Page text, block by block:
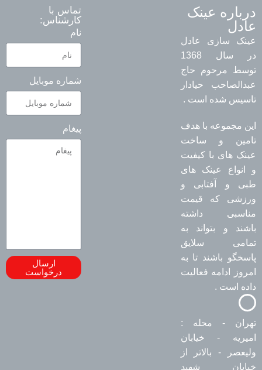
درباره عینک
عادل
عینک سازی عادل
در سال 1368
توسط مرحوم حاج
عبدالصاحب حیادار
تاسیس شده است .
این مجموعه با هدف
تامین و ساخت
عینک های با کیفیت
و انواع عینک های
طبی و آفتابی و
ورزشی که قیمت
مناسبی داشته
باشند و بتواند به
تمامی سلایق
پاسخگو باشند تا به
امروز ادامه فعالیت
داده است .
تهران - محله :
امیریه - خیابان
ولیعصر - بالاتر از
خیابان شهید
تماس با
کارشناس:
نام
شماره موبایل
پیغام
ارسال
درخواست